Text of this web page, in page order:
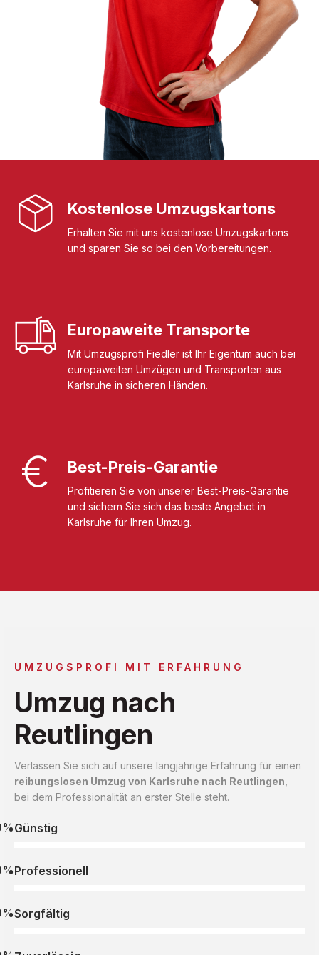
Kostenlose Umzugskartons
Erhalten Sie mit uns kostenlose Umzugskartons
und sparen Sie so bei den Vorbereitungen.
Europaweite Transporte
Mit Umzugsprofi Fiedler ist Ihr Eigentum auch bei
europaweiten Umzügen und Transporten aus
Karlsruhe in sicheren Händen.
Best-Preis-Garantie
Profitieren Sie von unserer Best-Preis-Garantie
und sichern Sie sich das beste Angebot in
Karlsruhe für Ihren Umzug.
UMZUGSPROFI MIT ERFAHRUNG
Umzug nach
Reutlingen
Verlassen Sie sich auf unsere langjährige Erfahrung für einen
reibungslosen Umzug von Karlsruhe nach Reutlingen
bei dem Professionalität an erster Stelle steht.
Günstig
Professionell
Sorgfältig